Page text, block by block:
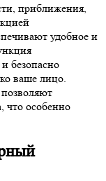
приближения,
удобное и
безопасно
ваше лицо.
что особенно